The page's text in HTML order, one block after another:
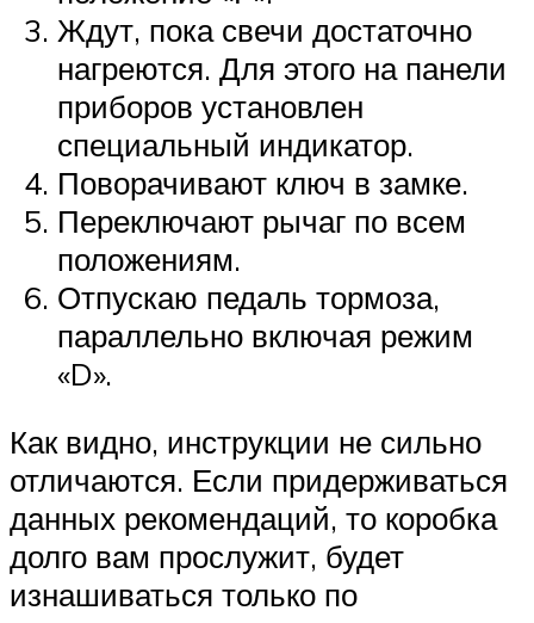
Ждут, пока свечи достаточно
нагреются. Для этого на панели
приборов установлен
специальный индикатор.
Поворачивают ключ в замке.
Переключают рычаг по всем
положениям.
Отпускаю педаль тормоза,
параллельно включая режим
«D».
Как видно, инструкции не сильно
отличаются. Если придерживаться
данных рекомендаций, то коробка
долго вам прослужит, будет
изнашиваться только по